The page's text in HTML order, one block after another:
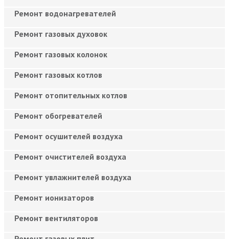
Ремонт водонагревателей
Ремонт газовых духовок
Ремонт газовых колонок
Ремонт газовых котлов
Ремонт отопительных котлов
Ремонт обогревателей
Ремонт осушителей воздуха
Ремонт очистителей воздуха
Ремонт увлажнителей воздуха
Ремонт ионизаторов
Ремонт вентиляторов